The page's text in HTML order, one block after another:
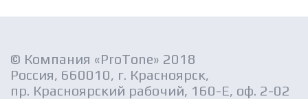
© Компания «ProTone» 2018
Россия, 660010, г. Красноярск,
пр. Красноярский рабочий, 160-Е, оф. 2-02